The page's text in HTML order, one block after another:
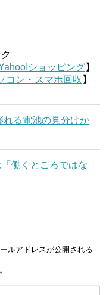
ショッピング】
コン・スマホ回収 】
れる電池の見分けか
働くところではな
ルアドレスが公開される